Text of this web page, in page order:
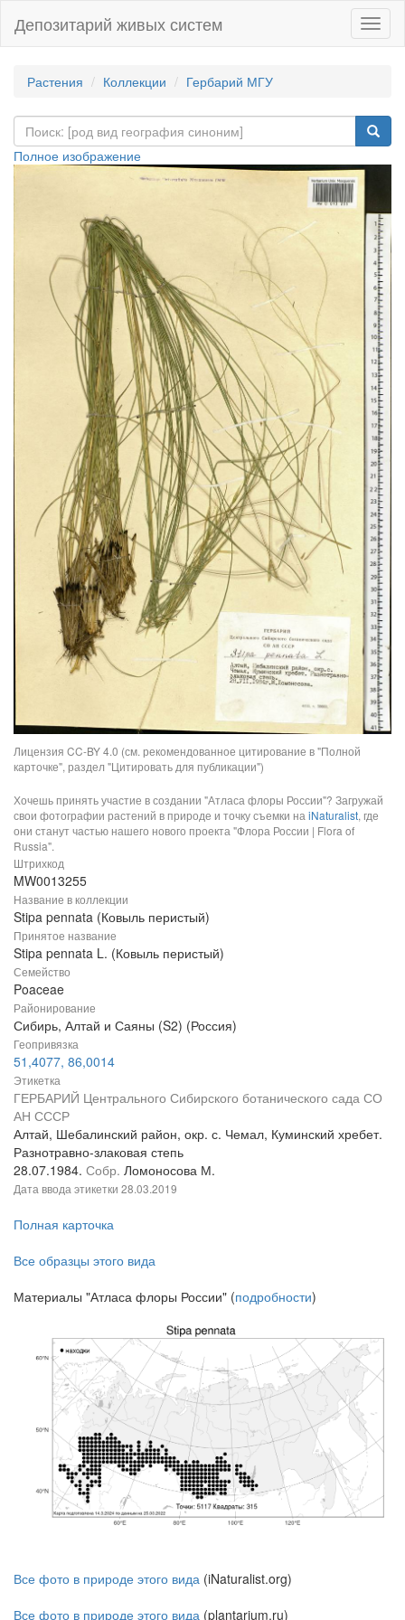
Депозитарий живых систем
Растения Коллекции Гербарий МГУ
Полное изображение
Лицензия CC-BY 4.0 (см. рекомендованное цитирование в "Полной
карточке", раздел "Цитировать для публикации")
Хочешь принять участие в создании "Атласа флоры России"? Загружай
свои фотографии растений в природе и точку съемки на iNaturalist, где
они станут частью нашего нового проекта "Флора России | Flora of
Russia".
Штрихкод
MW0013255
Название в коллекции
Stipa pennata (Ковыль перистый)
Принятое название
Stipa pennata L. (Ковыль перистый)
Семейство
Poaceae
Районирование
Сибирь, Алтай и Саяны (S2) (Россия)
Геопривязка
51,4077, 86,0014
Этикетка
ГЕРБАРИЙ Центрального Сибирского ботанического сада СО
АН СССР
Алтай, Шебалинский район, окр. с. Чемал, Куминский хребет.
Разнотравно-злаковая степь
28.07.1984. Собр. Ломоносова М.
Дата ввода этикетки 28.03.2019
Полная карточка
Все образцы этого вида
Материалы "Атласа флоры России" (подробности)
Все фото в природе этого вида (iNaturalist.org)
Все фото в природе этого вида (plantarium.ru)